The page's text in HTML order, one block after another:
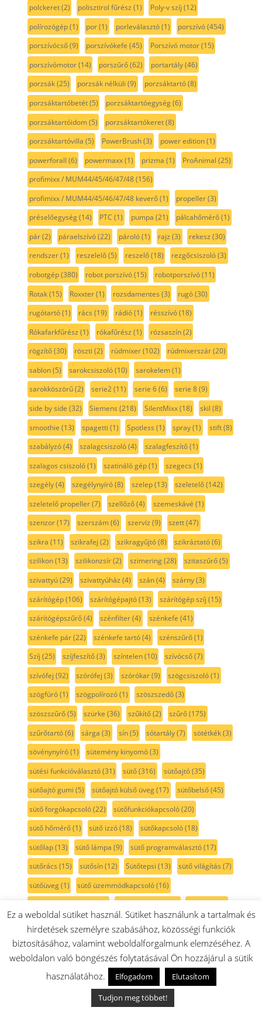
polckeret(2) polisztirol fűrész (1) Poly-v szíj (12)
polírozógép(1) por(1) porleválasztó(1) porszívó(454)
porszívócső(9) porszívókefe (45) Porszívó motor(15)
porszívómotor(14) porszűrő(62) portartály(46)
porzsák(25) porzsák nélküli (9) porzsáktartó(8)
porzsáktartóbetét(5) porzsáktartóegység(6)
porzsáktartóidom(5) porzsáktartókeret(8)
porzsáktartóvilla (5) PowerBrush(3) power edition(1)
powerforall (6) powermaxx(1) prizma (1) ProAnimal (25)
profimixx / MUM44/45/46/47/48(156)
profimixx / MUM44/45/46/47/48 keverő(1) propeller(3)
préselőegység(14) PTC (1) pumpa (21) pálcahőmérő(1)
pár(2) páraelszívó(22) pároló(1) rajz (3) rekesz (30)
rendszer(1) reszelelő(5) reszelő(18) rezgőcsiszoló(3)
robotgép(380) robot porszívó(15) robotporszívó(11)
Rotak(15) Roxxter(1) rozsdamentes (3) rugó(30)
rugótartó(1) rács (19) rádió(1) résszívó(18)
Rókafarkfűrész (1) rókafűrész (1) rózsaszín(2)
rögzítő(30) röszti (2) rúdmixer(102) rúdmixerszár(20)
sablon(5) sarokcsiszoló(10) sarokelem(1)
sarokköszörű(2) serie2(11) serie 6(6) serie 8(9)
side by side (32) Siemens (218) SilentMixx(18) skil (8)
smoothie (13) spagetti (1) Spotless (1) spray(1) stift(8)
szabályzó(4) szalagcsiszoló(4) szalagfeszítő(1)
szalagos csiszoló(1) szatináló gép(1) szegecs (1)
szegély(4) szegélynyíró(8) szelep(13) szeletelő(142)
szeletelő propeller(7) szellőző(4) szemeskávé (1)
szenzor(17) szerszám(6) szervíz (9) szett(47)
szikra (11) szikrafej (2) szikragyűjtó(8) szikráztató(6)
szilikon(13) szilikonzsír(2) szimering(28) szitaszűrő(5)
szivattyú(29) szivattyúház (4) szán(4) szárny(3)
szárítógép(106) szárítógépajtó(13) szárítógép szíj (15)
szárítógépszűrő(4) szénfilter(4) szénkefe (41)
szénkefe pár(22) szénkefe tartó(4) szénszűrő(1)
Szíj (25) szíjfeszítő(3) színtelen(10) szívócső(7)
szívófej (92) szórófej (3) szórókar(9) szögcsiszoló(1)
szögfúró(1) szögpolírozó(1) szöszszedő(3)
szöszszűrő(5) szürke (36) szűkítő(2) szűrő(175)
szűrőtartó(6) sárga (3) sín(5) sótartály(7) sötétkék(3)
sövénynyíró(1) sütemény kinyomó(3)
sütési funkcióválasztó(31) sütő(316) sütőajtó(35)
sütőajtó gumi (5) sütőajtó külső üveg(17) sütőbelső(45)
sütő forgókapcsoló(22) sütőfunkciókapcsoló(20)
sütő hőmérő(1) sütő izzó(18) sütőkapcsoló(18)
sütőlap(13) sütő lámpa (9) sütő programválasztó(17)
sütőrács (15) sütősín(12) Sütőtepsi (13) sütő világítás (7)
sütőüveg(1) sütő üzemmódkapcsoló(16)
takarítógép
takaró takarólemez
(1)
tartozéktáska(2) tartály(82) tartó(16) tassimo(41)
TastyMoments(3) teafőző(1) tejcső(5) tejhabosító(8)
tejtartó(8) tekercs(2) tekercsfedél teleszkópcső
(12) teljesítmény szabályzó
Ez a weboldal sütiket használ. Sütiket használunk a tartalmak és
hirdetések személyre szabásához, közösségi funkciók
biztosításához, valamint weboldalforgalmunk elemzéséhez. A
weboldalon való böngészés folytatásával Ön hozzájárul a sütik
használatához.
Elfogadom
Elutasítom
Tudjon meg többet!